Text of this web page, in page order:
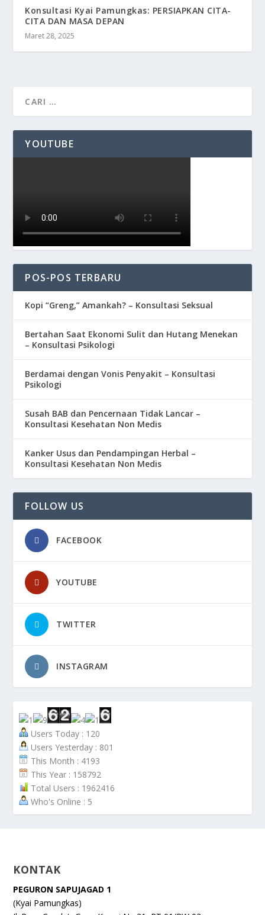
Konsultasi Kyai Pamungkas: PERSIAPKAN CITA-
CITA DAN MASA DEPAN
Maret 28, 2025
YOUTUBE
POS-POS TERBARU
Kopi “Greng,” Amankah? – Konsultasi Seksual
Bertahan Saat Ekonomi Sulit dan Hutang Menekan
– Konsultasi Psikologi
Berdamai dengan Vonis Penyakit – Konsultasi
Psikologi
Susah BAB dan Pencernaan Tidak Lancar –
Konsultasi Kesehatan Non Medis
Kanker Usus dan Pendampingan Herbal –
Konsultasi Kesehatan Non Medis
FOLLOW US
FACEBOOK
YOUTUBE
TWITTER
INSTAGRAM
Users Today : 120
Users Yesterday : 801
This Month : 4193
This Year : 158792
Total Users : 1962416
Who's Online : 5
KONTAK
PEGURON SAPUJAGAD 1
(Kyai Pamungkas)